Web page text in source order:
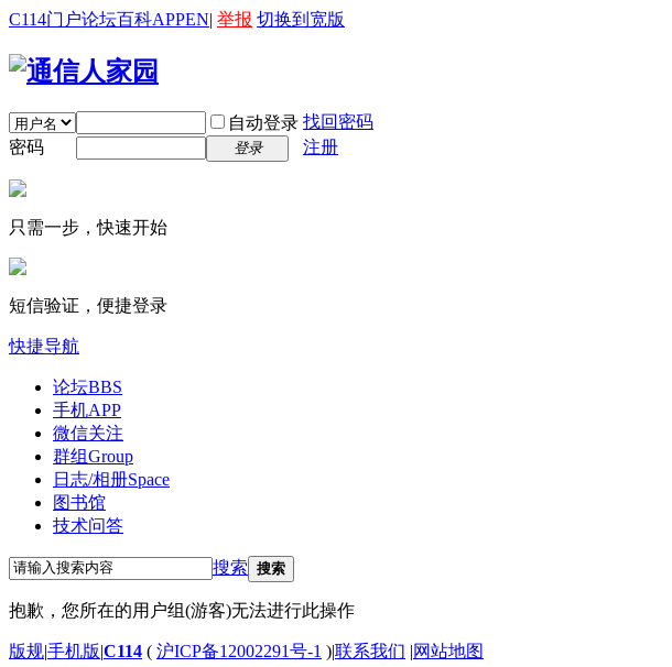
C114门户论坛百科APPEN| 举报 切换到宽版
自动登录 找回密码
密码
登录 注册
只需一步，快速开始
短信验证，便捷登录
快捷导航
论坛BBS
手机APP
微信关注
群组Group
日志/相册Space
图书馆
技术问答
搜索 搜索
抱歉，您所在的用户组(游客)无法进行此操作
版规|手机版|C114 ( 沪ICP备12002291号-1 )|联系我们 |网站地图